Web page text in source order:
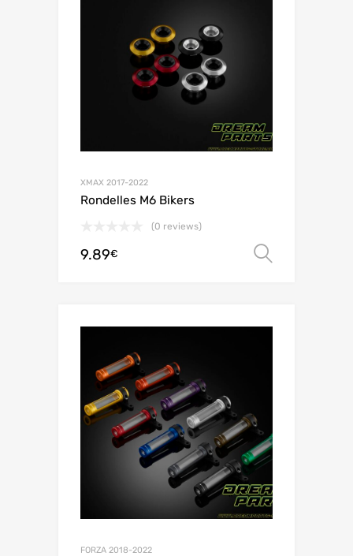
XMAX 2017-2022
Rondelles M6 Bikers
(0 reviews)
9.89€
FORZA 2018-2022